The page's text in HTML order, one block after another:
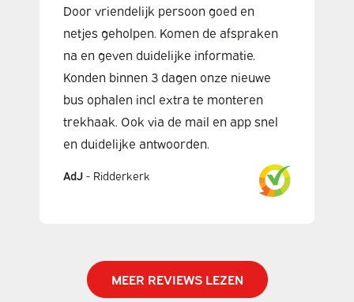
Door vriendelijk persoon goed en
netjes geholpen. Komen de afspraken
na en geven duidelijke informatie.
Konden binnen 3 dagen onze nieuwe
bus ophalen incl extra te monteren
trekhaak. Ook via de mail en app snel
en duidelijke antwoorden.
AdJ - Ridderkerk
MEER REVIEWS LEZEN